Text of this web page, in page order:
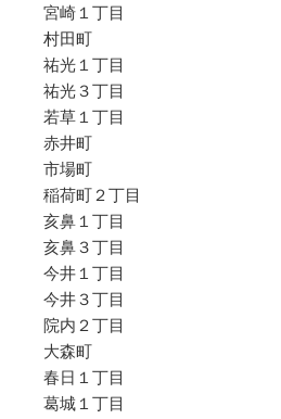
宮崎１丁目
村田町
祐光１丁目
祐光３丁目
若草１丁目
赤井町
市場町
稲荷町２丁目
亥鼻１丁目
亥鼻３丁目
今井１丁目
今井３丁目
院内２丁目
大森町
春日１丁目
葛城１丁目